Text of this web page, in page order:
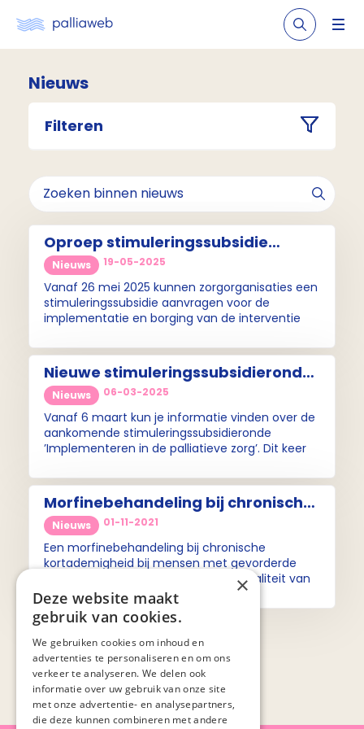
Nieuws
Filteren
Oproep stimuleringssubsidie
palliatieve zorg ronde 7:
Compassion
Nieuws 19-05-2025
Vanaf 26 mei 2025 kunnen zorgorganisaties een
stimuleringssubsidie aanvragen voor de
implementatie en borging van de interventie
Nieuwe stimuleringssubsidieronde:
interventie Compassion
Nieuws 06-03-2025
Vanaf 6 maart kun je informatie vinden over de
aankomende stimuleringssubsidieronde
’Implementeren in de palliatieve zorg’. Dit keer
om subsidie aan te vragen voor de interventie
Compassion.
Morfinebehandeling bij chronische
kortademigheid bij gevorderde
COPD leidt tot verbetering kwaliteit
van leven
Nieuws 01-11-2021
Een morfinebehandeling bij chronische
kortademigheid bij mensen met gevorderde
COPD leidt tot verbetering van de kwaliteit van
leven. Het geeft bovendien geen ernstige
bijwerkingen en is kosteneffectief, daarom zou
lage dosis morfine altijd overwogen moeten
worden bij patiënten met gevorderde COPD.
×
Deze website maakt
gebruik van cookies.
We gebruiken cookies om inhoud en
advertenties te personaliseren en om ons
verkeer te analyseren. We delen ook
informatie over uw gebruik van onze site
met onze advertentie- en analysepartners,
die deze kunnen combineren met andere